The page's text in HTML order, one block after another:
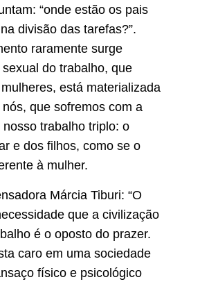
“onde estão os pais
divisão das tarefas?”.
raramente surge
do trabalho, que
está materializada
que sofremos com a
trabalho triplo: o
e dos filhos, como se o
à mulher.
Márcia Tiburi: “O
que a civilização
é o oposto do prazer.
caro em uma sociedade
físico e psicológico